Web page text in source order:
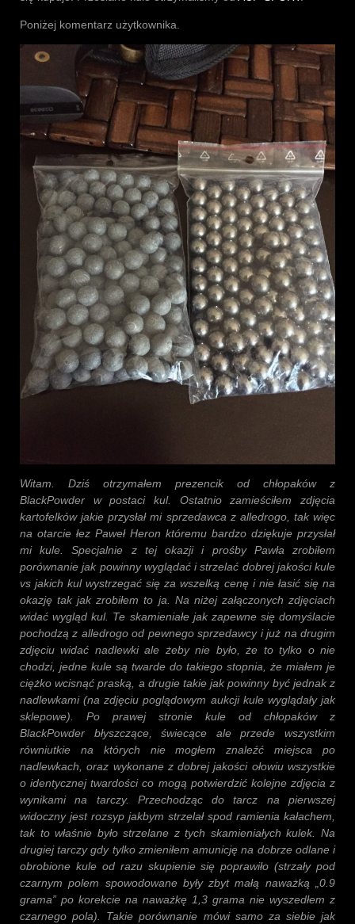
Poniżej komentarz użytkownika.
Witam. Dziś otrzymałem prezencik od chłopaków z
BlackPowder w postaci kul. Ostatnio zamieściłem zdjęcia
kartofelków jakie przysłał mi sprzedawca z alledrogo, tak więc
na otarcie łez Paweł Heron któremu bardzo dziękuje przysłał
mi kule. Specjalnie z tej okazji i prośby Pawła zrobiłem
porównanie jak powinny wyglądać i strzelać dobrej jakości kule
vs jakich kul wystrzegać się za wszelką cenę i nie łasić się na
okazję tak jak zrobiłem to ja. Na niżej załączonych zdjęciach
widać wygląd kul. Te skamieniałe jak zapewne się domyślacie
pochodzą z alledrogo od pewnego sprzedawcy i już na drugim
zdjęciu widać nadlewki ale żeby nie było, że to tylko o nie
chodzi, jedne kule są twarde do takiego stopnia, że miałem je
ciężko wcisnąć praską, a drugie takie jak powinny być jednak z
nadlewkami (na zdjęciu poglądowym aukcji kule wyglądały jak
sklepowe). Po prawej stronie kule od chłopaków z
BlackPowder błyszczące, świecące ale przede wszystkim
równiutkie na których nie mogłem znaleźć miejsca po
nadlewkach, oraz wykonane z dobrej jakości ołowiu wszystkie
o identycznej twardości co mogą potwierdzić kolejne zdjęcia z
wynikami na tarczy. Przechodząc do tarcz na pierwszej
widoczny jest rozsyp jakbym strzelał spod ramienia kałachem,
tak to właśnie było strzelane z tych skamieniałych kulek. Na
drugiej tarczy gdy tylko zmieniłem amunicję na dobrze odlane i
obrobione kule od razu skupienie się poprawiło (strzały pod
czarnym polem spowodowane były zbyt małą naważką „0.9
grama” po korekcie na naważkę 1,3 grama nie wyszedłem z
czarnego pola). Takie porównanie mówi samo za siebie jak